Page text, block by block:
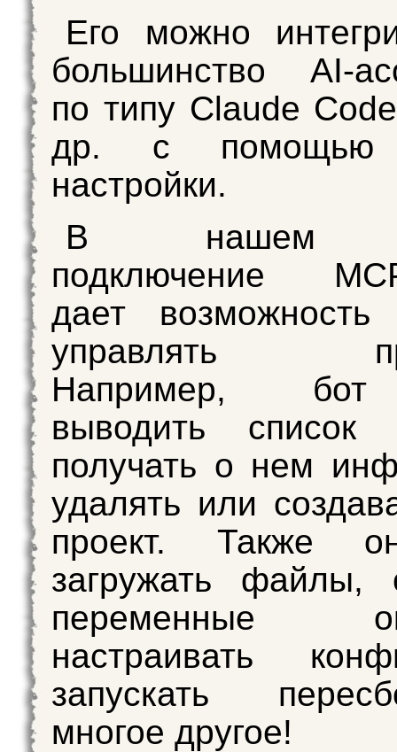
Его можно
большинство AI-
по типу Claude
др. с помощью
настройки.
В нашем
подключение
дает возможность
управлять
Например,
выводить список
получать о нем
удалять или
проект. Также
загружать файлы,
переменные
настраивать
запускать
многое другое!